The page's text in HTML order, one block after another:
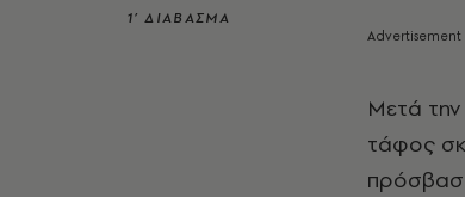
1’ ΔΙΑΒΑΣΜΑ
Μετά
τάφος